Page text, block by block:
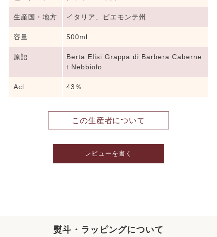
生産国・地方 イタリア、ピエモンテ州
容量 500ml
原語
Berta Elisi Grappa di Barbera Caberne
t Nebbiolo
Acl 43％
この生産者について
レビューを書く
熨斗・ラッピングについて